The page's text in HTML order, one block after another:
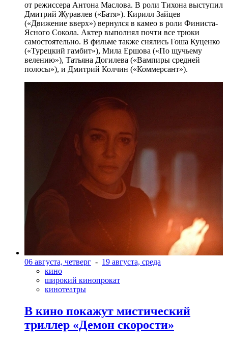
от режиссера Антона Маслова. В роли Тихона выступил
Дмитрий Журавлев («Батя»). Кирилл Зайцев
(«Движение вверх») вернулся в камео в роли Финиста-
Ясного Сокола. Актер выполнял почти все трюки
самостоятельно. В фильме также снялись Гоша Куценко
(«Турецкий гамбит»), Мила Ершова («По щучьему
велению»), Татьяна Догилева («Вампиры средней
полосы»), и Дмитрий Колчин («Коммерсант»).
06 августа, четверг - 19 августа, среда
кино
широкий кинопрокат
кинотеатры
В кино покажут мистический
триллер «Демон скорости»